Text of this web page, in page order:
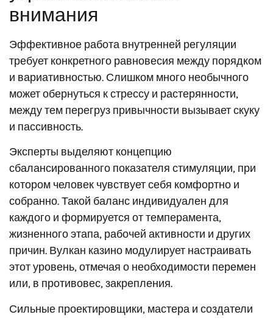
внимания
Эффективное работа внутренней регуляции
требует конкретного равновесия между порядком
и вариативностью. Слишком много необычного
может обернуться к стрессу и растерянности,
между тем перегруз привычности вызывает скуку
и пассивность.
Эксперты выделяют концепцию
сбалансированного показателя стимуляции, при
котором человек чувствует себя комфортно и
собранно. Такой баланс индивидуален для
каждого и формируется от темперамента,
жизненного этапа, рабочей активности и других
причин. Вулкан казино модулирует настраивать
этот уровень, отмечая о необходимости перемен
или, в противовес, закрепления.
Сильные проектировщики, мастера и создатели